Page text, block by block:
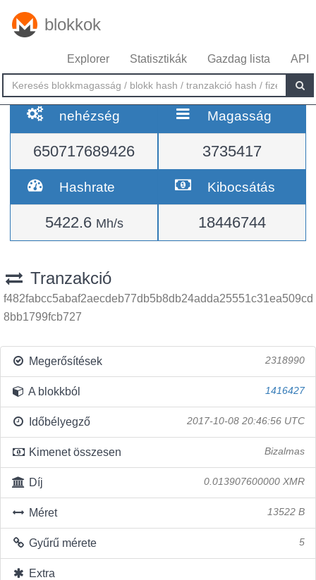
blokkok
Explorer Statisztikák Gazdag lista API
nehézség
650717689426
Magasság
3735417
Hashrate
5422.6 Mh/s
Kibocsátás
18446744
Tranzakció
f482fabcc5abaf2aecdeb77db5b8db24adda25551c31ea509cd
8bb1799fcb727
Megerősítések 2318990
A blokkból 1416427
Időbélyegző 2017-10-08 20:46:56 UTC
Kimenet összesen Bizalmas
Díj 0.013907600000 XMR
Méret 13522 B
Gyűrű mérete 5
Extra